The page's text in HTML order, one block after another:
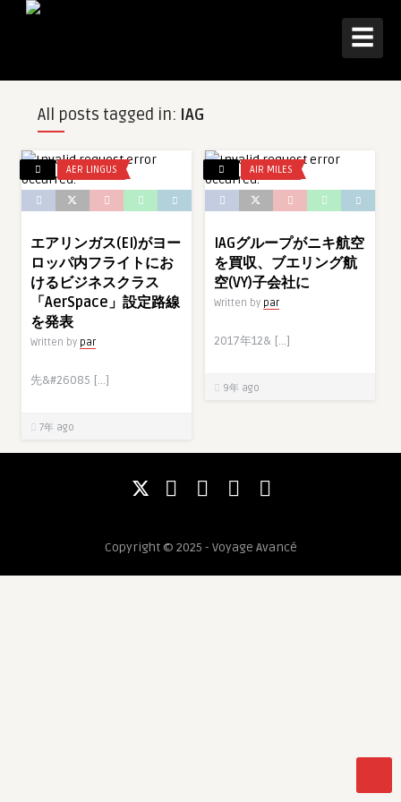
☰
All posts tagged in: IAG
AER LINGUS
エアリンガス(EI)がヨー
ロッパ内フライトにお
けるビジネスクラス
「AerSpace」設定路線
を発表
Written by par
先&#26085 […]
7年 ago
AIR MILES
IAGグループがニキ航空
を買収、ブエリング航
空(VY)子会社に
Written by par
2017年12& […]
9年 ago
Copyright © 2025 - Voyage Avancé